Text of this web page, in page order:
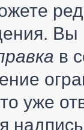
Вы
в
уже